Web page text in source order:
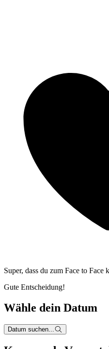
Super, dass du zum Face to Face
Gute Entscheidung!
Wähle dein Datum
Datum suchen...